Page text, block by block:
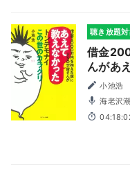
聴き放題
借金
んがあ
の世の
小池浩
海老沢